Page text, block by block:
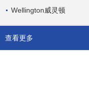
Wellington威灵顿
查看更多